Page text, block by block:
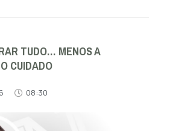
TUDO… MENOS A
CUIDADO
08:30